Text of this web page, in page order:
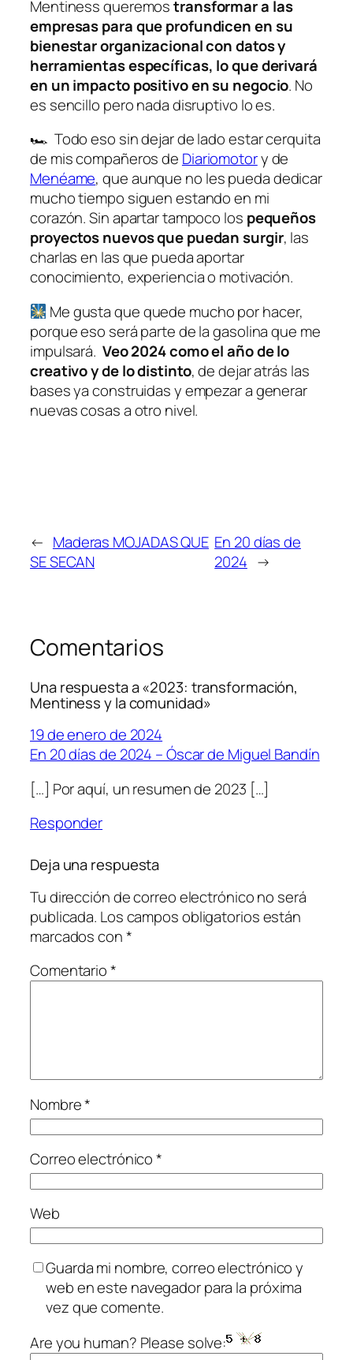
Mentiness queremostransformar a las
empresas para que profundicen en su
bienestar organizacional con datos y
herramientas específicas, lo que derivará
en un impacto positivo en su negocio. No
es sencillo pero nada disruptivo lo es.
🏎 Todo eso sin dejar de lado estar cerquita
de mis compañeros de Diariomotory de
Menéame, que aunque no les pueda dedicar
mucho tiempo siguen estando en mi
corazón. Sin apartar tampoco los pequeños
proyectos nuevos que puedan surgir, las
charlas en las que pueda aportar
conocimiento, experiencia o motivación.
Me gusta que quede mucho por hacer,
porque eso será parte de la gasolina que me
impulsará. Veo 2024 como el año de lo
creativo y de lo distinto, de dejar atrás las
bases ya construidas y empezar a generar
nuevas cosas a otro nivel.
← Maderas MOJADAS QUE
SE SECAN
En 20 días de
2024 →
Comentarios
Una respuesta a «2023: transformación,
Mentiness y la comunidad»
19 de enero de 2024
En 20 días de 2024 – Óscar de Miguel Bandín
[…] Por aquí, un resumen de 2023 […]
Responder
Deja una respuesta
Tu dirección de correo electrónico no será
publicada. Los campos obligatorios están
marcados con*
Comentario*
Nombre*
Correo electrónico*
Web
Guarda mi nombre, correo electrónico y
web en este navegador para la próxima
vez que comente.
Are you human? Please solve: